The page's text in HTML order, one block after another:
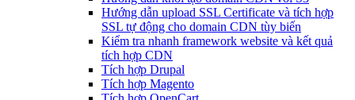
Hướng dẫn upload SSL Certificate và tích hợp
SSL tự động cho domain CDN tùy biến
Kiểm tra nhanh framework website và kết quả
tích hợp CDN
Tích hợp Drupal
Tích hợp Magento